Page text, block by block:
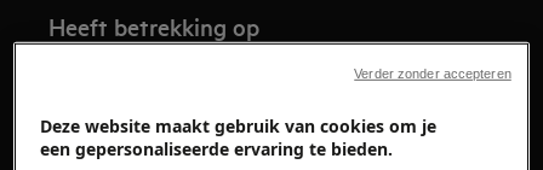
Heeft betrekking op
Oplossing
Deze website maakt gebruik van cookies om je
een gepersonaliseerde ervaring te bieden.
Verder zonder accepteren